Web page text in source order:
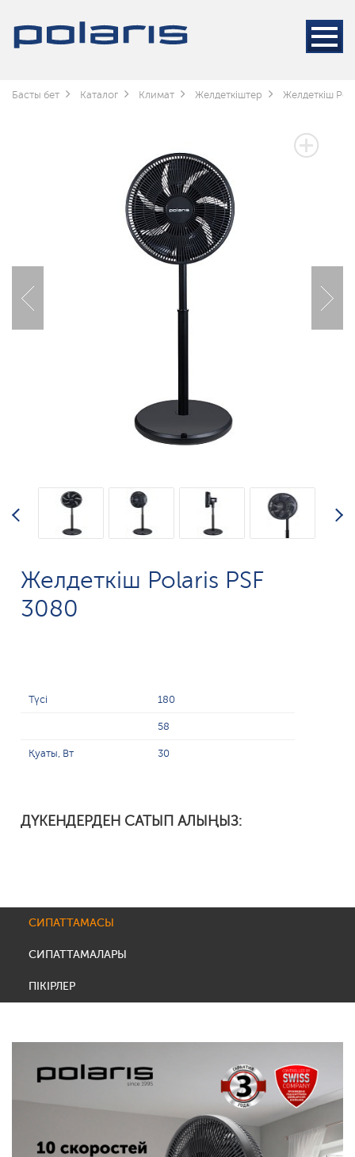
Басты бет Каталог Климат Желдеткіштер Желдеткіш
Желдеткіш Polaris PSF
3080
Түсі 180
58
Қуаты, Вт 30
ДҮКЕНДЕРДЕН САТЫП АЛЫҢЫЗ:
СИПАТТАМАСЫ
СИПАТТАМАЛАРЫ
ПІКІРЛЕР